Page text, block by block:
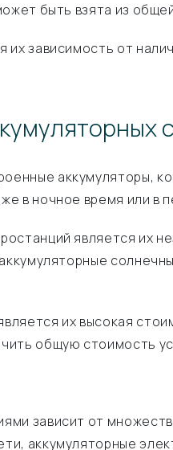
быть взята из
зависимость от
аккумуляторы,
в ночное время или в
является их
их высокая
общую стоимость
зависит от
аккумуляторные